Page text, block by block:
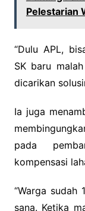
Pelestarian
“Dulu APL,
SK baru
dicarikan
Ia juga
pada
kompensasi
“Warga sudah
sana. Ketika